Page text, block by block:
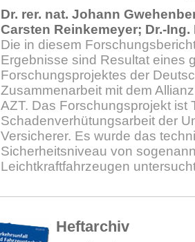
Dr. rer. nat. Johann
Carsten Reinkemeyer; Dr.-
Die in diesem
Ergebnisse sind Resultat eines
Forschungsprojektes der
Zusammenarbeit mit dem
AZT. Das Forschungsprojekt ist
Schadenverhütungsarbeit der
Versicherer. Es wurde das
Sicherheitsniveau von
Leichtkraftfahrzeugen
Heftarchiv